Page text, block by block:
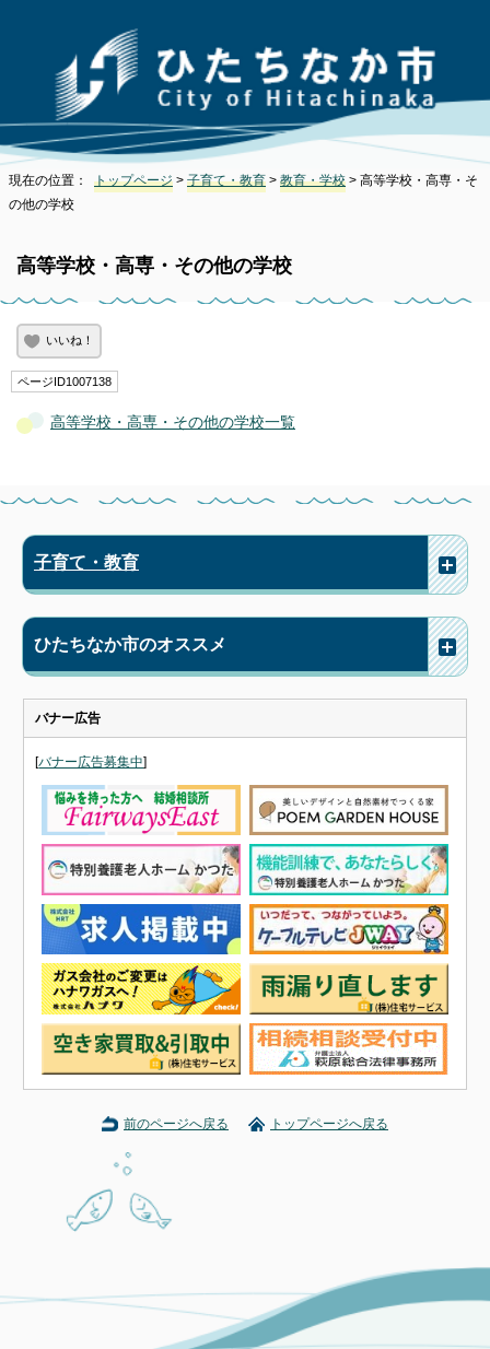
現在の位置： トップページ > 子育て・教育 > 教育・学校 > 高等学校・高専・そ
の他の学校
高等学校・高専・その他の学校
いいね！
ページID1007138
高等学校・高専・その他の学校一覧
子育て・教育
ひたちなか市のオススメ
バナー広告
[バナー広告募集中]
前のページへ戻る トップページへ戻る